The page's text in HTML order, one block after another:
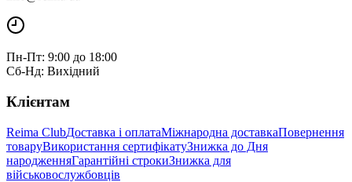
Пн-Пт: 9:00 до 18:00
Сб-Нд: Вихідний
Клієнтам
Reima ClubДоставка і оплатаМіжнародна доставкаПовернення
товаруВикористання сертифікатуЗнижка до Дня
народженняГарантійні строкиЗнижка для
військовослужбовців